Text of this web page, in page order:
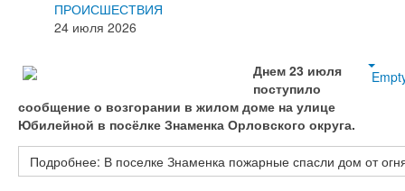
ПРОИСШЕСТВИЯ
24 июля 2026
Днем 23 июля
поступило
сообщение о возгорании в жилом доме на улице
Юбилейной в посёлке Знаменка Орловского округа.
Подробнее: В поселке Знаменка пожарные спасли дом от